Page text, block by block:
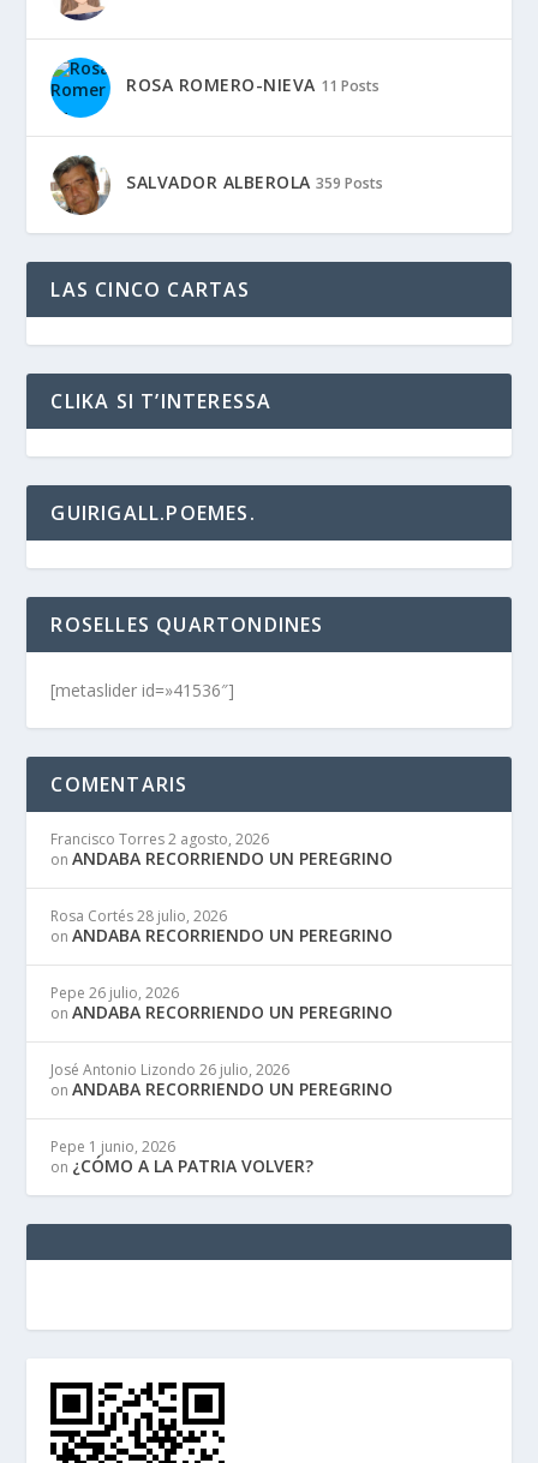
ROSA ROMERO-NIEVA 11 Posts
SALVADOR ALBEROLA 359 Posts
LAS CINCO CARTAS
CLIKA SI T’INTERESSA
GUIRIGALL.POEMES.
ROSELLES QUARTONDINES
[metaslider id=»41536″]
COMENTARIS
Francisco Torres 2 agosto, 2026
onANDABA RECORRIENDO UN PEREGRINO
Rosa Cortés 28 julio, 2026
onANDABA RECORRIENDO UN PEREGRINO
Pepe 26 julio, 2026
onANDABA RECORRIENDO UN PEREGRINO
José Antonio Lizondo 26 julio, 2026
onANDABA RECORRIENDO UN PEREGRINO
Pepe 1 junio, 2026
on ¿CÓMO A LA PATRIA VOLVER?